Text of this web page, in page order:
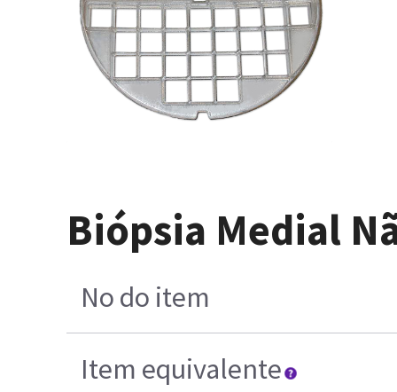
Biópsia Medial
No do item
Item equivalente